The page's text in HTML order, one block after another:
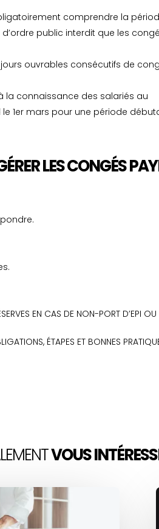
comprendre la
d’ordre public interdit que les
ouvrables consécutifs de
la connaissance des salariés au
1er mars pour une période
LES CONGÉS
EN CAS DE NON-PORT D’EPI OU
ÉTAPES ET BONNES
VOUS